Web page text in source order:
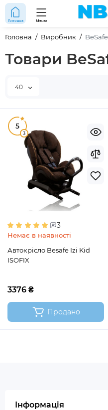
Головна Меню
Головна Виробник BeSafe
Товари
40
5
3
3
Немає в наявності
Автокрісло Besafe Izi Kid
ISOFIX
3376 ₴
Продано
Інформація